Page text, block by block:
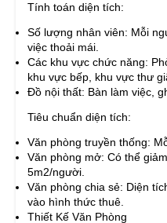
Tính toán diện tích:
Số lượng nhân viên: Mỗi
việc thoải mái.
Các khu vực chức năng:
khu vực bếp, khu vực thư
Đồ nội thất: Bàn làm việc,
Tiêu chuẩn diện tích:
Văn phòng truyền thống:
Văn phòng mở: Có thể
5m2/người.
Văn phòng chia sẻ: Diện
vào hình thức thuê.
Thiết Kế Văn Phòng